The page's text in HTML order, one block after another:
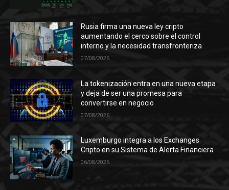
Rusia firma una nueva ley cripto
aumentando el cerco sobre el control
interno y la necesidad transfronteriza
07/08/2026
La tokenización entra en una nueva etapa
y deja de ser una promesa para
convertirse en negocio
07/08/2026
Luxemburgo integra a los Exchanges
Cripto en su Sistema de Alerta Financiera
06/08/2026